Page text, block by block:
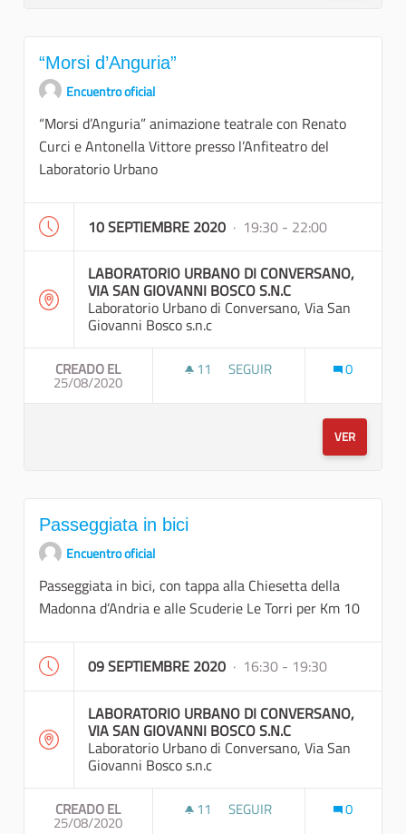
“Morsi d’Anguria”
Encuentro oficial
“Morsi d’Anguria” animazione teatrale con Renato
Curci e Antonella Vittore presso l’Anfiteatro del
Laboratorio Urbano
10 SEPTIEMBRE 2020 · 19:30 - 22:00
LABORATORIO URBANO DI CONVERSANO,
VIA SAN GIOVANNI BOSCO S.N.C
Laboratorio Urbano di Conversano, Via San
Giovanni Bosco s.n.c
CREADO EL
25/08/2020
11 11 SEGUIDORAS
SEGUIR 0
VER
Passeggiata in bici
Encuentro oficial
Passeggiata in bici, con tappa alla Chiesetta della
Madonna d’Andria e alle Scuderie Le Torri per Km 10
09 SEPTIEMBRE 2020 · 16:30 - 19:30
LABORATORIO URBANO DI CONVERSANO,
VIA SAN GIOVANNI BOSCO S.N.C
Laboratorio Urbano di Conversano, Via San
Giovanni Bosco s.n.c
CREADO EL
25/08/2020
11 11 SEGUIDORAS
SEGUIR 0